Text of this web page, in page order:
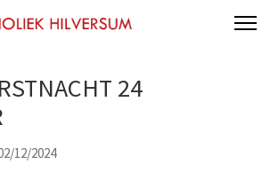
Hilversum
24
12/2024